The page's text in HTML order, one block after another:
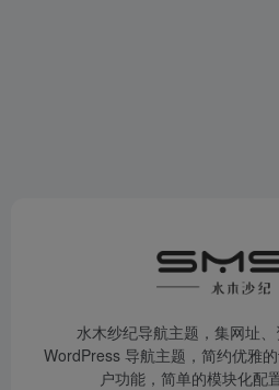
水木纱纪导航主题，集网址
WordPress 导航主题，简约优雅
户功能，简单的模块化配